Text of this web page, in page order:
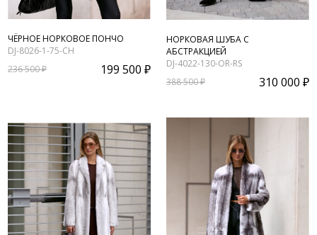
ЧЁРНОЕ НОРКОВОЕ ПОНЧО
DJ-8026-1-75-CH
236 500 ₽
199 500 ₽
НОРКОВАЯ ШУБА С
АБСТРАКЦИЕЙ
DJ-4022-130-OR-RS
388 500 ₽
310 000 ₽